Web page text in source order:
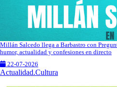
Millán Salcedo llega a Barbastro con
humor, actualidad y confesiones en directo
22-07-2026
Actualidad.Cultura